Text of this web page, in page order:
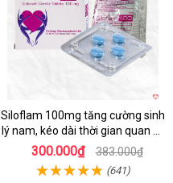
Siloflam 100mg tăng cường sinh
lý nam, kéo dài thời gian quan hệ
hiệu quả
300.000₫ 383.000₫
(641)